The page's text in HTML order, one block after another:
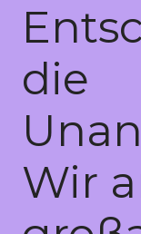
die
Wir